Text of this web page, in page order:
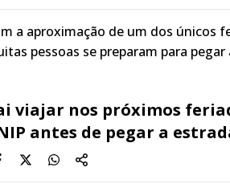
a aproximação de um dos únicos
pessoas se preparam para pegar
viajar nos próximos
antes de pegar a